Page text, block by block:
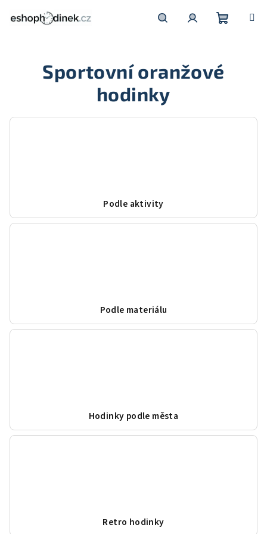
košík
Sportovní oranžové
hodinky
Podle aktivity
Podle materiálu
Hodinky podle města
Retro hodinky